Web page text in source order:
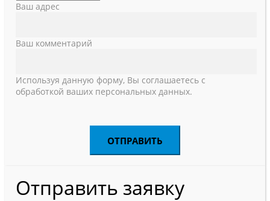
Ваш адрес
Ваш комментарий
Используя данную форму, Вы соглашаетесь с
обработкой ваших персональных данных.
Отправить заявку